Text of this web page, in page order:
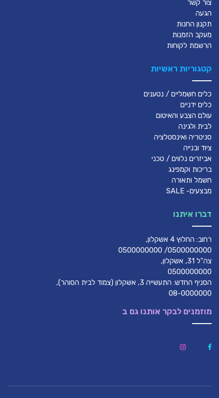
צור קשר
הגעה
תקנון החנות
מעקב הזמנות
הרשמת לקוחות
קטגוריות ראשיות
כלים חשמליים / נטענים
כלים ידניים
עולם הצבע והאיטום
לבית ולגינה
סניטריה ואינסטלציה
ציוד ובנייה
אביזרים נלווים / טכני
בריכות וקמפינג
חשמל ותאורה
מבצעים- SALE
דברו איתנו
רחוב: החלוץ 4 אשקלון,
0500000000/ 0500000000
צה"ל 31, אשקלון,
0500000000
הסניף החדש: התעשייה 3, אשקלון (צמוד לבית הסוהר),
08-0000000
מוזמנים לבקר אותנו גם ב